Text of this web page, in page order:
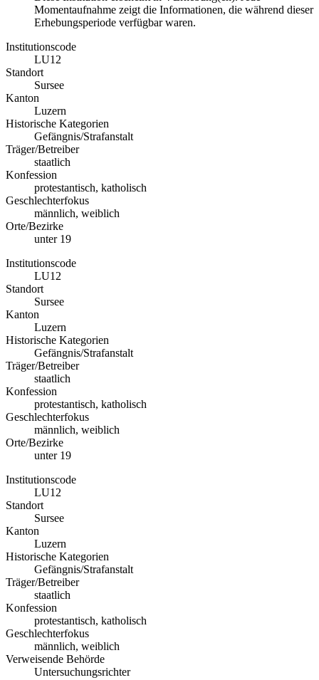
Momentaufnahme zeigt die Informationen, die während dieser
Erhebungsperiode verfügbar waren.
Institutionscode
LU12
Standort
Sursee
Kanton
Luzern
Historische Kategorien
Gefängnis/Strafanstalt
Träger/Betreiber
staatlich
Konfession
protestantisch, katholisch
Geschlechterfokus
männlich, weiblich
Orte/Bezirke
unter 19
Institutionscode
LU12
Standort
Sursee
Kanton
Luzern
Historische Kategorien
Gefängnis/Strafanstalt
Träger/Betreiber
staatlich
Konfession
protestantisch, katholisch
Geschlechterfokus
männlich, weiblich
Orte/Bezirke
unter 19
Institutionscode
LU12
Standort
Sursee
Kanton
Luzern
Historische Kategorien
Gefängnis/Strafanstalt
Träger/Betreiber
staatlich
Konfession
protestantisch, katholisch
Geschlechterfokus
männlich, weiblich
Verweisende Behörde
Untersuchungsrichter